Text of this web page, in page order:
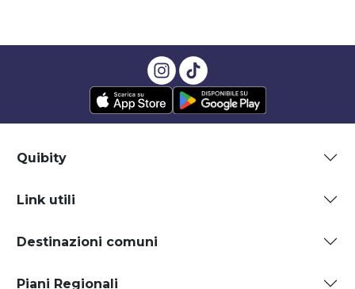
Quibity
Link utili
Destinazioni comuni
Piani Regionali